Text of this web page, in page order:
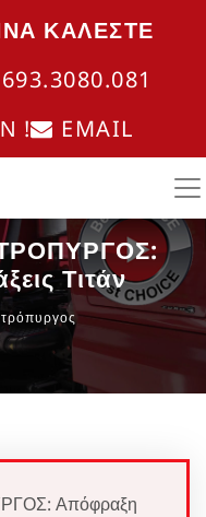
ΚΑΛΈΣΤΕ
693.3080.081
!
EMAIL
Τιτάν
Απόφραξη